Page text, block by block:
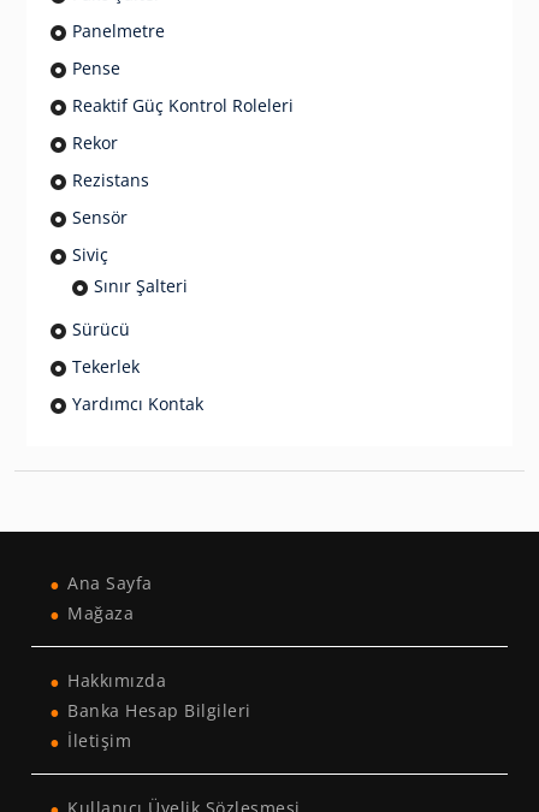
Panelmetre
Pense
Reaktif Güç Kontrol Roleleri
Rekor
Rezistans
Sensör
Siviç
Sınır Şalteri
Sürücü
Tekerlek
Yardımcı Kontak
Ana Sayfa
Mağaza
Hakkımızda
Banka Hesap Bilgileri
İletişim